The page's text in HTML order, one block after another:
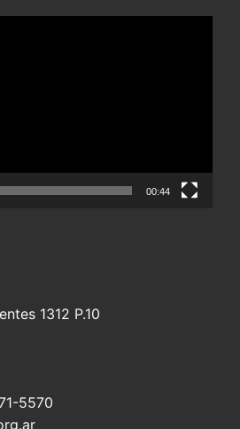
00:44
1312 P.10
5570